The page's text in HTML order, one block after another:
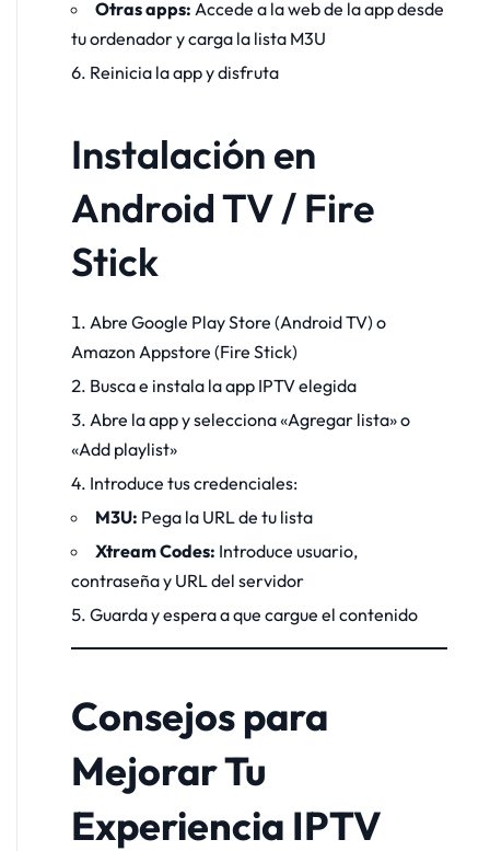
Otras apps: Accede a la web de la app desde
tu ordenador y carga la lista M3U
Reinicia la app y disfruta
Instalación en
Android TV / Fire
Stick
Abre Google Play Store (Android TV) o
Amazon Appstore (Fire Stick)
Busca e instala la app IPTV elegida
Abre la app y selecciona «Agregar lista» o
«Add playlist»
Introduce tus credenciales:
M3U: Pega la URL de tu lista
Xtream Codes: Introduce usuario,
contraseña y URL del servidor
Guarda y espera a que cargue el contenido
Consejos para
Mejorar Tu
Experiencia IPTV